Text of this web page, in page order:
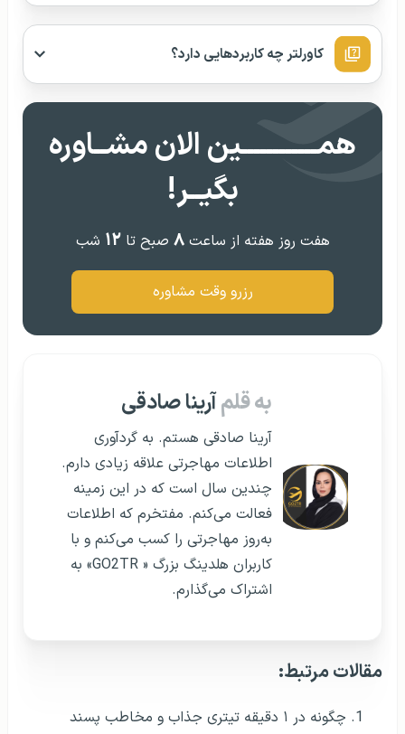
کاورلتر چه کاربردهایی دارد؟
همــــــــــــین الان مشــاوره
بگیــر!
هفت روز هفته از ساعت۸ صبح تا۱۲ شب
رزرو وقت مشاوره
به قلمآرینا صادقی
آرینا صادقی هستم. به گردآوری
اطلاعات مهاجرتی علاقه زیادی دارم.
چندین سال است که در این زمینه
فعالت می‌کنم. مفتخرم که اطلاعات
به‌روز مهاجرتی را کسب می‌کنم و با
کاربران هلدینگ بزرگ « GO2TR» به
اشتراک می‌گذارم.
مقالات مرتبط:
چگونه در ۱ دقیقه تیتری جذاب و مخاطب پسند